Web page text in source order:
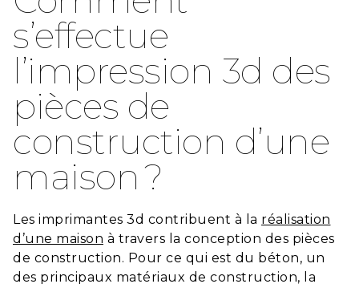
s’effectue
l’impression 3d des
pièces de
construction d’une
maison ?
Les imprimantes 3d contribuent à la réalisation
d’une maison à travers la conception des pièces
de construction. Pour ce qui est du béton, un
des principaux matériaux de construction, la